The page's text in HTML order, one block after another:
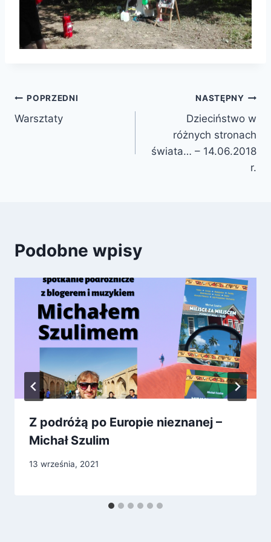
Nawigacja
wpisu
POPRZEDNI
Warsztaty
NASTĘPNY
Dzieciństwo w
różnych stronach
świata… – 14.06.2018
r.
Podobne wpisy
Z podróżą po Europie nieznanej –
Michał Szulim
13 września, 2021